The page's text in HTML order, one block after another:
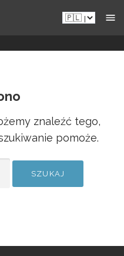
znaleźć tego,
pomoże.